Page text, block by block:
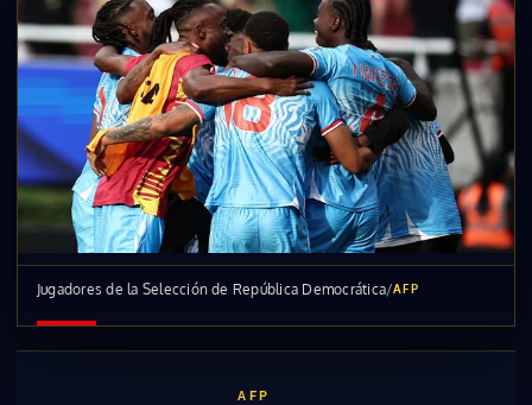
Jugadores de la Selección de República Democrática/AFP
AFP